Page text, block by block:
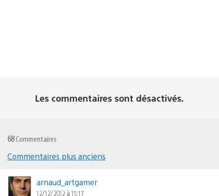
Les commentaires sont désactivés.
68Commentaires
dans
Commentaires plus anciens
arnaud_artgamer
12/12/2012 à 15:17